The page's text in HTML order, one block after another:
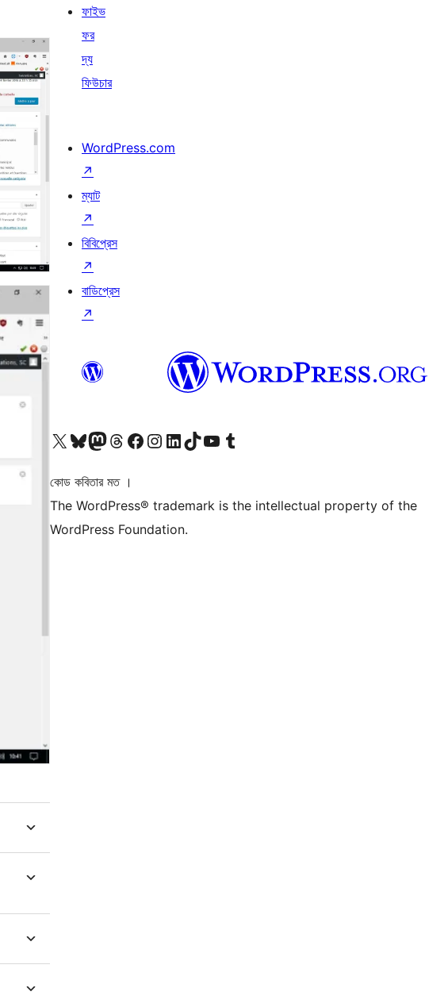
ফাইভ
ফর
দ্য
ফিউচার
WordPress.com
↗
ম্যাট
↗
বিবিপ্রেস
↗
বাডিপ্রেস
↗
আমাদের X (আগের টুইটার) অ্যাকাউন্টে যানআমাদের Bluesky অ্যাকাউন্টটি দেখুনআমাদের মাস্টোডন অ্যাকাউন্টটি দেখুনআমাদের থ্রেডস অ্যাকাউন্টটি দেখুনআমাদের ফেসবুক পেজ দেখুনআমাদের ইন্সটাগ্রাম অ্যাকাউন্ট দেখুনআমাদের লিঙ্কডইন অ্যাকাউন্টে যানআমাদের TikTok অ্যাকাউন্টটি দেখুনআমাদের ইউটিউব চ্যানেলে যান আমাদের টাম্বলার অ্যাকাউন্ট দেখুন
কোড কবিতার মত ।
The WordPress® trademark is the intellectual property of the
WordPress Foundation.